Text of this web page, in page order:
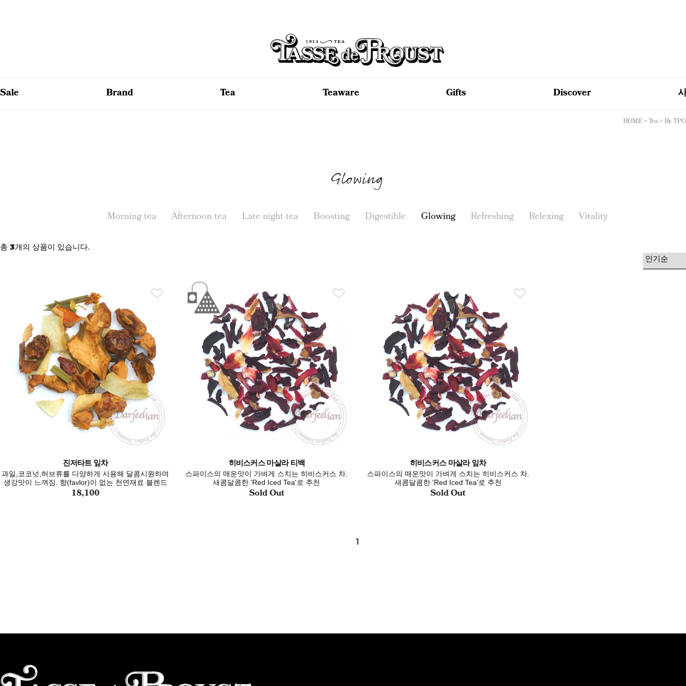
Sale Brand Tea Teaware Gifts Discover
HOME> Tea> By TPO
Glowing
Morning tea Afternoon tea Late night tea Boosting Digestible Glowing Refreshing Relexing Vitality
총 3개의 상품이 있습니다.
진저타트 잎차
과일,코코넛,허브류를 다양하게 사용해 달콤시원하며
생강맛이 느껴짐. 향(favlor)이 없는 천연재료 블렌드
18,100
히비스커스 마살라 티백
스파이스의 매운맛이 가벼게 스치는 히비스커스 차.
새콤달콤한 'Red Iced Tea'로 추천
Sold Out
히비스커스 마살라 잎차
스파이스의 매운맛이 가벼게 스치는 히비스커스 차.
새콤달콤한 'Red Iced Tea'로 추천
Sold Out
1